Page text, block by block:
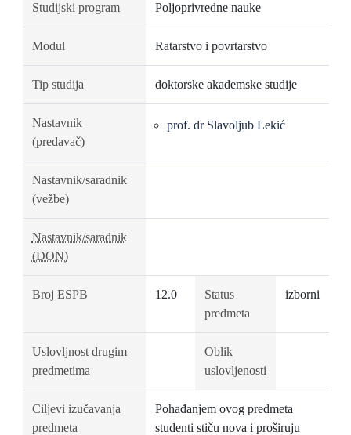
Studijski program Poljoprivredne nauke
Modul Ratarstvo i povrtarstvo
Tip studija doktorske akademske studije
Nastavnik
(predavač)
prof. dr Slavoljub Lekić
Nastavnik/saradnik
(vežbe)
Nastavnik/saradnik
(DON)
Broj ESPB 12.0
Status
predmeta
izborni
Uslovljnost drugim
predmetima
Oblik
uslovljenosti
Ciljevi izučavanja
predmeta
Pohađanjem ovog predmeta
studenti stiču nova i proširuju